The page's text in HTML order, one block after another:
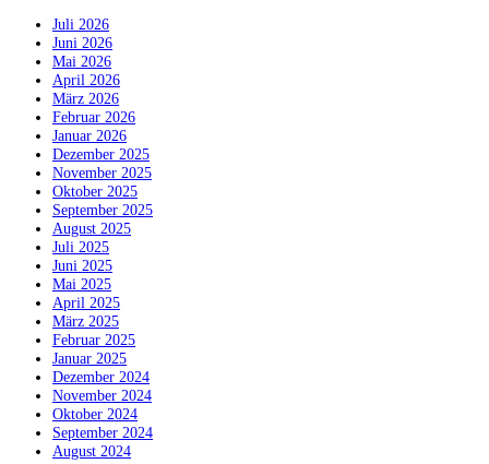
Juli 2026
Juni 2026
Mai 2026
April 2026
März 2026
Februar 2026
Januar 2026
Dezember 2025
November 2025
Oktober 2025
September 2025
August 2025
Juli 2025
Juni 2025
Mai 2025
April 2025
März 2025
Februar 2025
Januar 2025
Dezember 2024
November 2024
Oktober 2024
September 2024
August 2024